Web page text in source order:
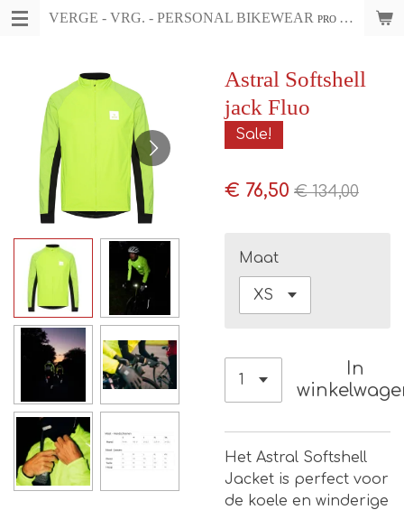
Ga
hoofdinhoud
VERGE - VRG. - PERSONAL BIKEWEAR PRO CYCLING WEAR & ACCESSOIRES
Astral Softshell
jack Fluo
Sale!
€ 76,50 € 134,00
Maat
In
Het Astral Softshell
Jacket is perfect voor
de koele en winderige